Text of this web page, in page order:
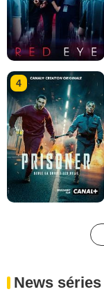
4
News séries